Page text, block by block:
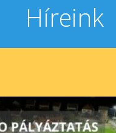
Híreink